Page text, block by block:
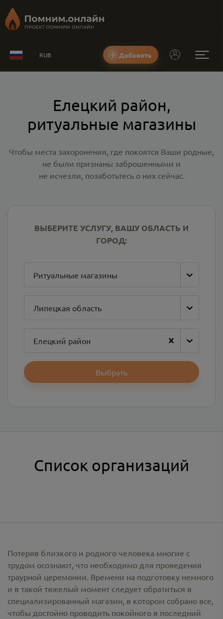
RUB Добавить
Елецкий район,
ритуальные магазины
Чтобы места захоронения, где покоятся Ваши родные,
не были признаны заброшенными и
не исчезли, позаботьтесь о них сейчас.
ВЫБЕРИТЕ УСЛУГУ, ВАШУ ОБЛАСТЬ И
ГОРОД:
Ритуальные магазины
Липецкая область
Елецкий район
Выбрать
Список организаций
Потеряв близкого и родного человека многие с
трудом осознают, что необходимо для проведения
траурной церемонии. Времени на подготовку немного
и в такой тяжелый момент следует обратиться в
специализированный магазин, в котором собрано все,
чтобы достойно проводить покойного в последний